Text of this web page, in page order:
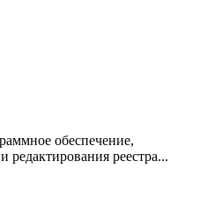
обеспечение,
редактирования реестра...